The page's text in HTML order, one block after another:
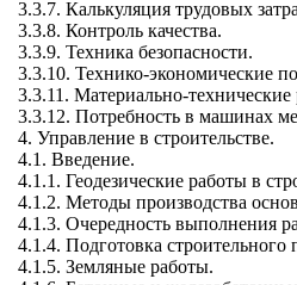
3.3.7. Калькуляция трудовых
3.3.8. Контроль качества.
3.3.9. Техника безопасности.
3.3.10. Технико-экономические
3.3.11. Материально-технические
3.3.12. Потребность в машинах
4. Управление в строительстве.
4.1. Введение.
4.1.1. Геодезические работы в
4.1.2. Методы производства
4.1.3. Очередность выполнения
4.1.4. Подготовка строительного
4.1.5. Земляные работы.